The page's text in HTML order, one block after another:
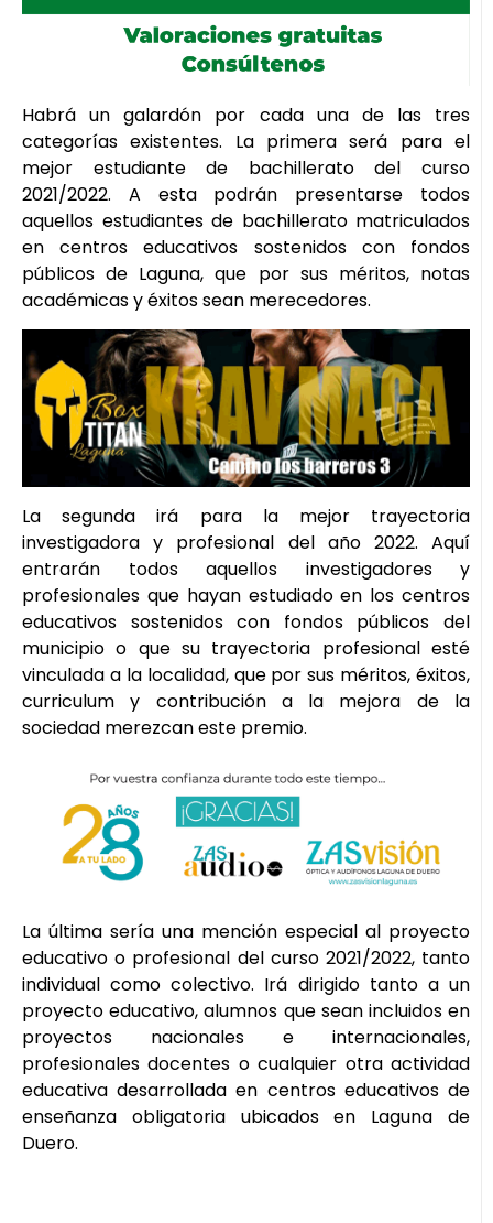
Habrá un galardón por cada una de las tres
categorías existentes. La primera será para el
mejor estudiante de bachillerato del curso
2021/2022. A esta podrán presentarse todos
aquellos estudiantes de bachillerato matriculados
en centros educativos sostenidos con fondos
públicos de Laguna, que por sus méritos, notas
académicas y éxitos sean merecedores.
La segunda irá para la mejor trayectoria
investigadora y profesional del año 2022. Aquí
entrarán todos aquellos investigadores y
profesionales que hayan estudiado en los centros
educativos sostenidos con fondos públicos del
municipio o que su trayectoria profesional esté
vinculada a la localidad, que por sus méritos, éxitos,
curriculum y contribución a la mejora de la
sociedad merezcan este premio.
La última sería una mención especial al proyecto
educativo o profesional del curso 2021/2022, tanto
individual como colectivo. Irá dirigido tanto a un
proyecto educativo, alumnos que sean incluidos en
proyectos nacionales e internacionales,
profesionales docentes o cualquier otra actividad
educativa desarrollada en centros educativos de
enseñanza obligatoria ubicados en Laguna de
Duero.